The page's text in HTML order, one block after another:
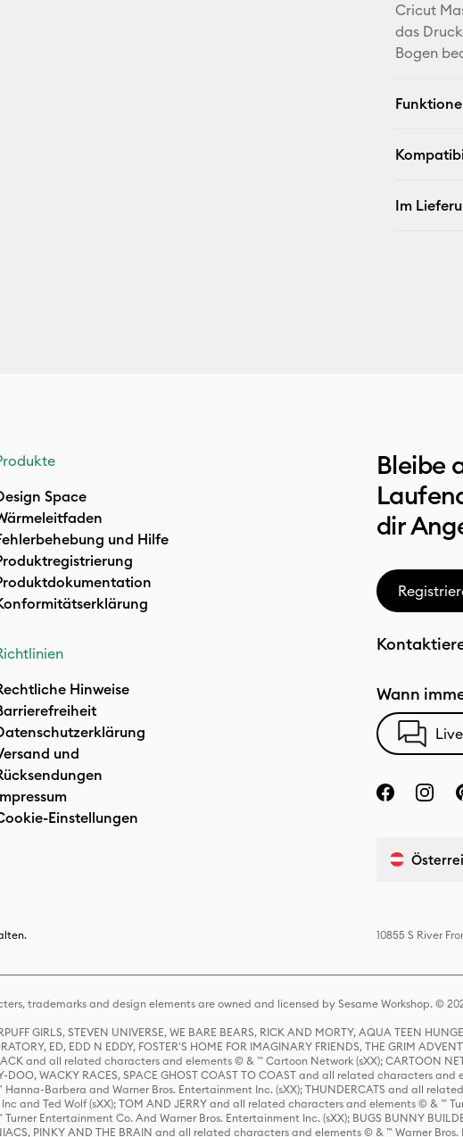
Cricut
das
Bogen
Im
Space
und Hilfe
Hinweise
und
Einstellungen
Bleibe
dir
Wann
10855 S River
trademarks and design elements are owned and licensed by Sesame Workshop. ©
GIRLS, STEVEN UNIVERSE, WE BARE BEARS, RICK AND MORTY, AQUA TEEN
ED, EDD N EDDY, FOSTER'S HOME FOR IMAGINARY FRIENDS, THE GRIM
and all related characters and elements © & ™ Cartoon Network (sXX); CARTOON
DOO, WACKY RACES, SPACE GHOST COAST TO COAST and all related characters
Barbera and Warner Bros. Entertainment Inc. (sXX); THUNDERCATS and all
and Ted Wolf (sXX); TOM AND JERRY and all related characters and elements © & ™
Entertainment Co. And Warner Bros. Entertainment Inc. (sXX); BUGS BUNNY
PINKY AND THE BRAIN and all related characters and elements © & ™ Warner